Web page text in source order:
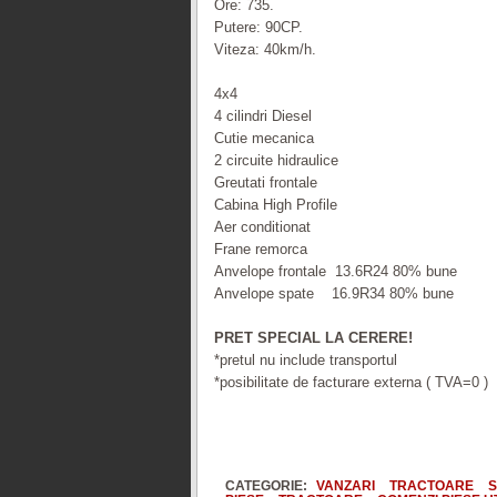
Ore: 735.
Putere: 90CP.
Viteza: 40km/h.
4x4
4 cilindri Diesel
Cutie mecanica
2 circuite hidraulice
Greutati frontale
Cabina High Profile
Aer conditionat
Frane remorca
Anvelope frontale 13.6R24 80% bune
Anvelope spate 16.9R34 80% bune
PRET SPECIAL LA CERERE!
*pretul nu include transportul
*posibilitate de facturare externa ( TVA=0 )
CATEGORIE: VANZARI TRACTOARE